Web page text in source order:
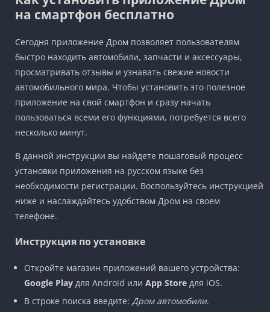
на смартфон бесплатно
Сегодня приложение Дром позволяет пользователям
быстро находить автомобили, запчасти и аксессуары,
просматривать отзывы и узнавать свежие новости
автомобильного мира. Чтобы установить это полезное
приложение на свой смартфон и сразу начать
пользоваться всеми его функциями, потребуется всего
несколько минут.
В данной инструкции вы найдете пошаговый процесс
установки приложения на русском языке без
необходимости регистрации. Воспользуйтесь инструкцией
ниже и наслаждайтесь удобством Дром на своем
телефоне.
Инструкция по установке
Откройте магазин приложений вашего устройства:
Google Play для Android или App Store для iOS.
В строке поиска введите: Дром автомобили.